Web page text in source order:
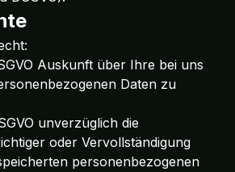
Auskunft über Ihre bei uns
Daten zu
unverzüglich die
oder Vervollständigung
personenbezogenen